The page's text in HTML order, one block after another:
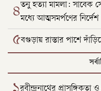
৪তনু হত্যা মামলা: সাবেক
মধ্যে আত্মসমর্পণের নির্দেশ
৫বগুড়ায় রাস্তার পাশে
রবীন্দ্রনাথের প্রাসঙ্গিকতা